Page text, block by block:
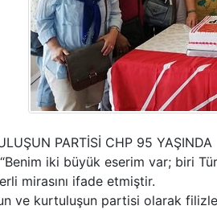
PARTİSİ CHP 95 YAŞINDA
iki büyük eserim var; biri
mirasını ifade etmiştir.
ve kurtuluşun partisi olarak